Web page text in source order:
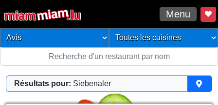
Menu
Résultats pour: Siebenaler